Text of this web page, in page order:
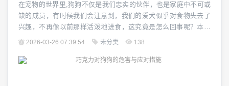
在宠物的世界里,狗狗不仅是我们忠实的伙伴，也是家庭中不可或
缺的成员，有时候我们会注意到，我们的爱犬似乎对食物失去了
兴趣，不再像以前那样活泼地进食，这究竟是怎么回事呢？本文
将探讨导致狗狗不爱吃饭的几个可能原因，并提供相应的建议和
需求与人类不同，它们需要高质量的蛋白质、必需脂肪酸、维生
2026-03-26 07:39:54 未分类 138